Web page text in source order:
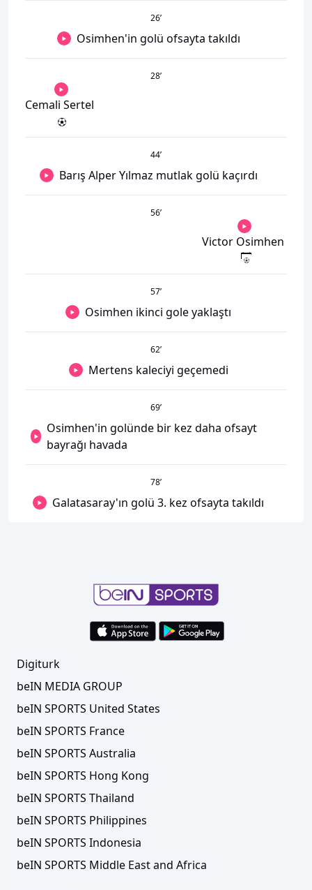
26’
Osimhen'in golü ofsayta takıldı
28’
Cemali Sertel
44’
Barış Alper Yılmaz mutlak golü kaçırdı
56’
Victor Osimhen
57’
Osimhen ikinci gole yaklaştı
62’
Mertens kaleciyi geçemedi
69’
Osimhen'in golünde bir kez daha ofsayt
bayrağı havada
78’
Galatasaray'ın golü 3. kez ofsayta takıldı
Digiturk
beIN MEDIA GROUP
beIN SPORTS United States
beIN SPORTS France
beIN SPORTS Australia
beIN SPORTS Hong Kong
beIN SPORTS Thailand
beIN SPORTS Philippines
beIN SPORTS Indonesia
beIN SPORTS Middle East and Africa